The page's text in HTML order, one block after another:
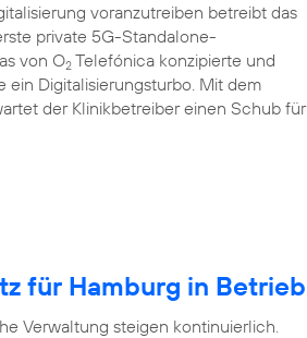
voranzutreiben betreibt das
private 5G-Standalone-
von O2 Telefónica konzipierte und
Digitalisierungsturbo. Mit dem
der Klinikbetreiber einen Schub für
für Hamburg in Betrieb
Verwaltung steigen kontinuierlich.